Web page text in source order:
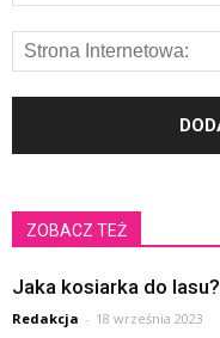
ZOBACZ TEŻ
Jaka kosiarka do lasu?
Redakcja - 18 września 2023